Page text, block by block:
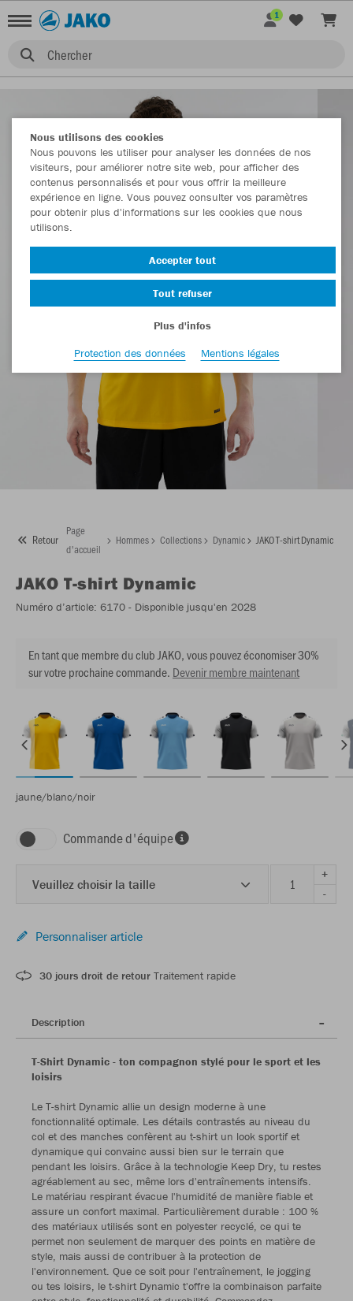
Chercher
1
Retour
Page
d'accueil
Hommes Collections Dynamic JAKO T-shirt Dynamic
JAKO T-shirt Dynamic
Numéro d’article: 6170 - Disponible jusqu'en 2028
En tant que membre du club JAKO, vous pouvez économiser 30%
sur votre prochaine commande. Devenir membre maintenant
jaune/blanc/noir
Commande d'équipe
Veuillez choisir la taille
+
-
Personnaliser article
30 jours droit de retour Traitement rapide
Description
T-Shirt Dynamic - ton compagnon stylé pour le sport et les
loisirs
Le T-shirt Dynamic allie un design moderne à une
fonctionnalité optimale. Les détails contrastés au niveau du
col et des manches confèrent au t-shirt un look sportif et
dynamique qui convainc aussi bien sur le terrain que
pendant les loisirs. Grâce à la technologie Keep Dry, tu restes
agréablement au sec, même lors d'entraînements intensifs.
Le matériau respirant évacue l'humidité de manière fiable et
assure un confort maximal. Particulièrement durable : 100 %
des matériaux utilisés sont en polyester recyclé, ce qui te
permet non seulement de marquer des points en matière de
style, mais aussi de contribuer à la protection de
l'environnement. Que ce soit pour l'entraînement, le jogging
ou tes loisirs, le t-shirt Dynamic t'offre la combinaison parfaite
Nous utilisons des cookies
Nous pouvons les utiliser pour analyser les données de nos
visiteurs, pour améliorer notre site web, pour afficher des
contenus personnalisés et pour vous offrir la meilleure
expérience en ligne. Vous pouvez consulter vos paramètres
pour obtenir plus d'informations sur les cookies que nous
utilisons.
Accepter tout
Tout refuser
Plus d'infos
Protection des données
Mentions légales